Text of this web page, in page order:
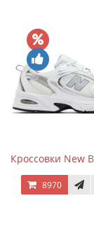
Кроссовки New
8970